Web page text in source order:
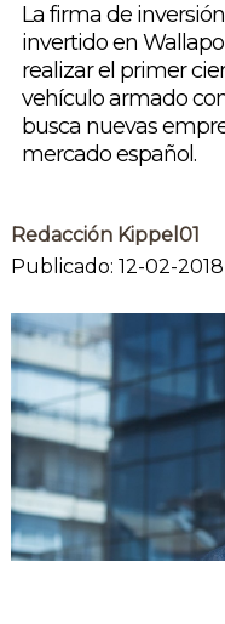
La firma de
invertido en
realizar el primer
vehículo armado
busca nuevas
mercado español.
Redacción Kippel01
Publicado: 12-02-